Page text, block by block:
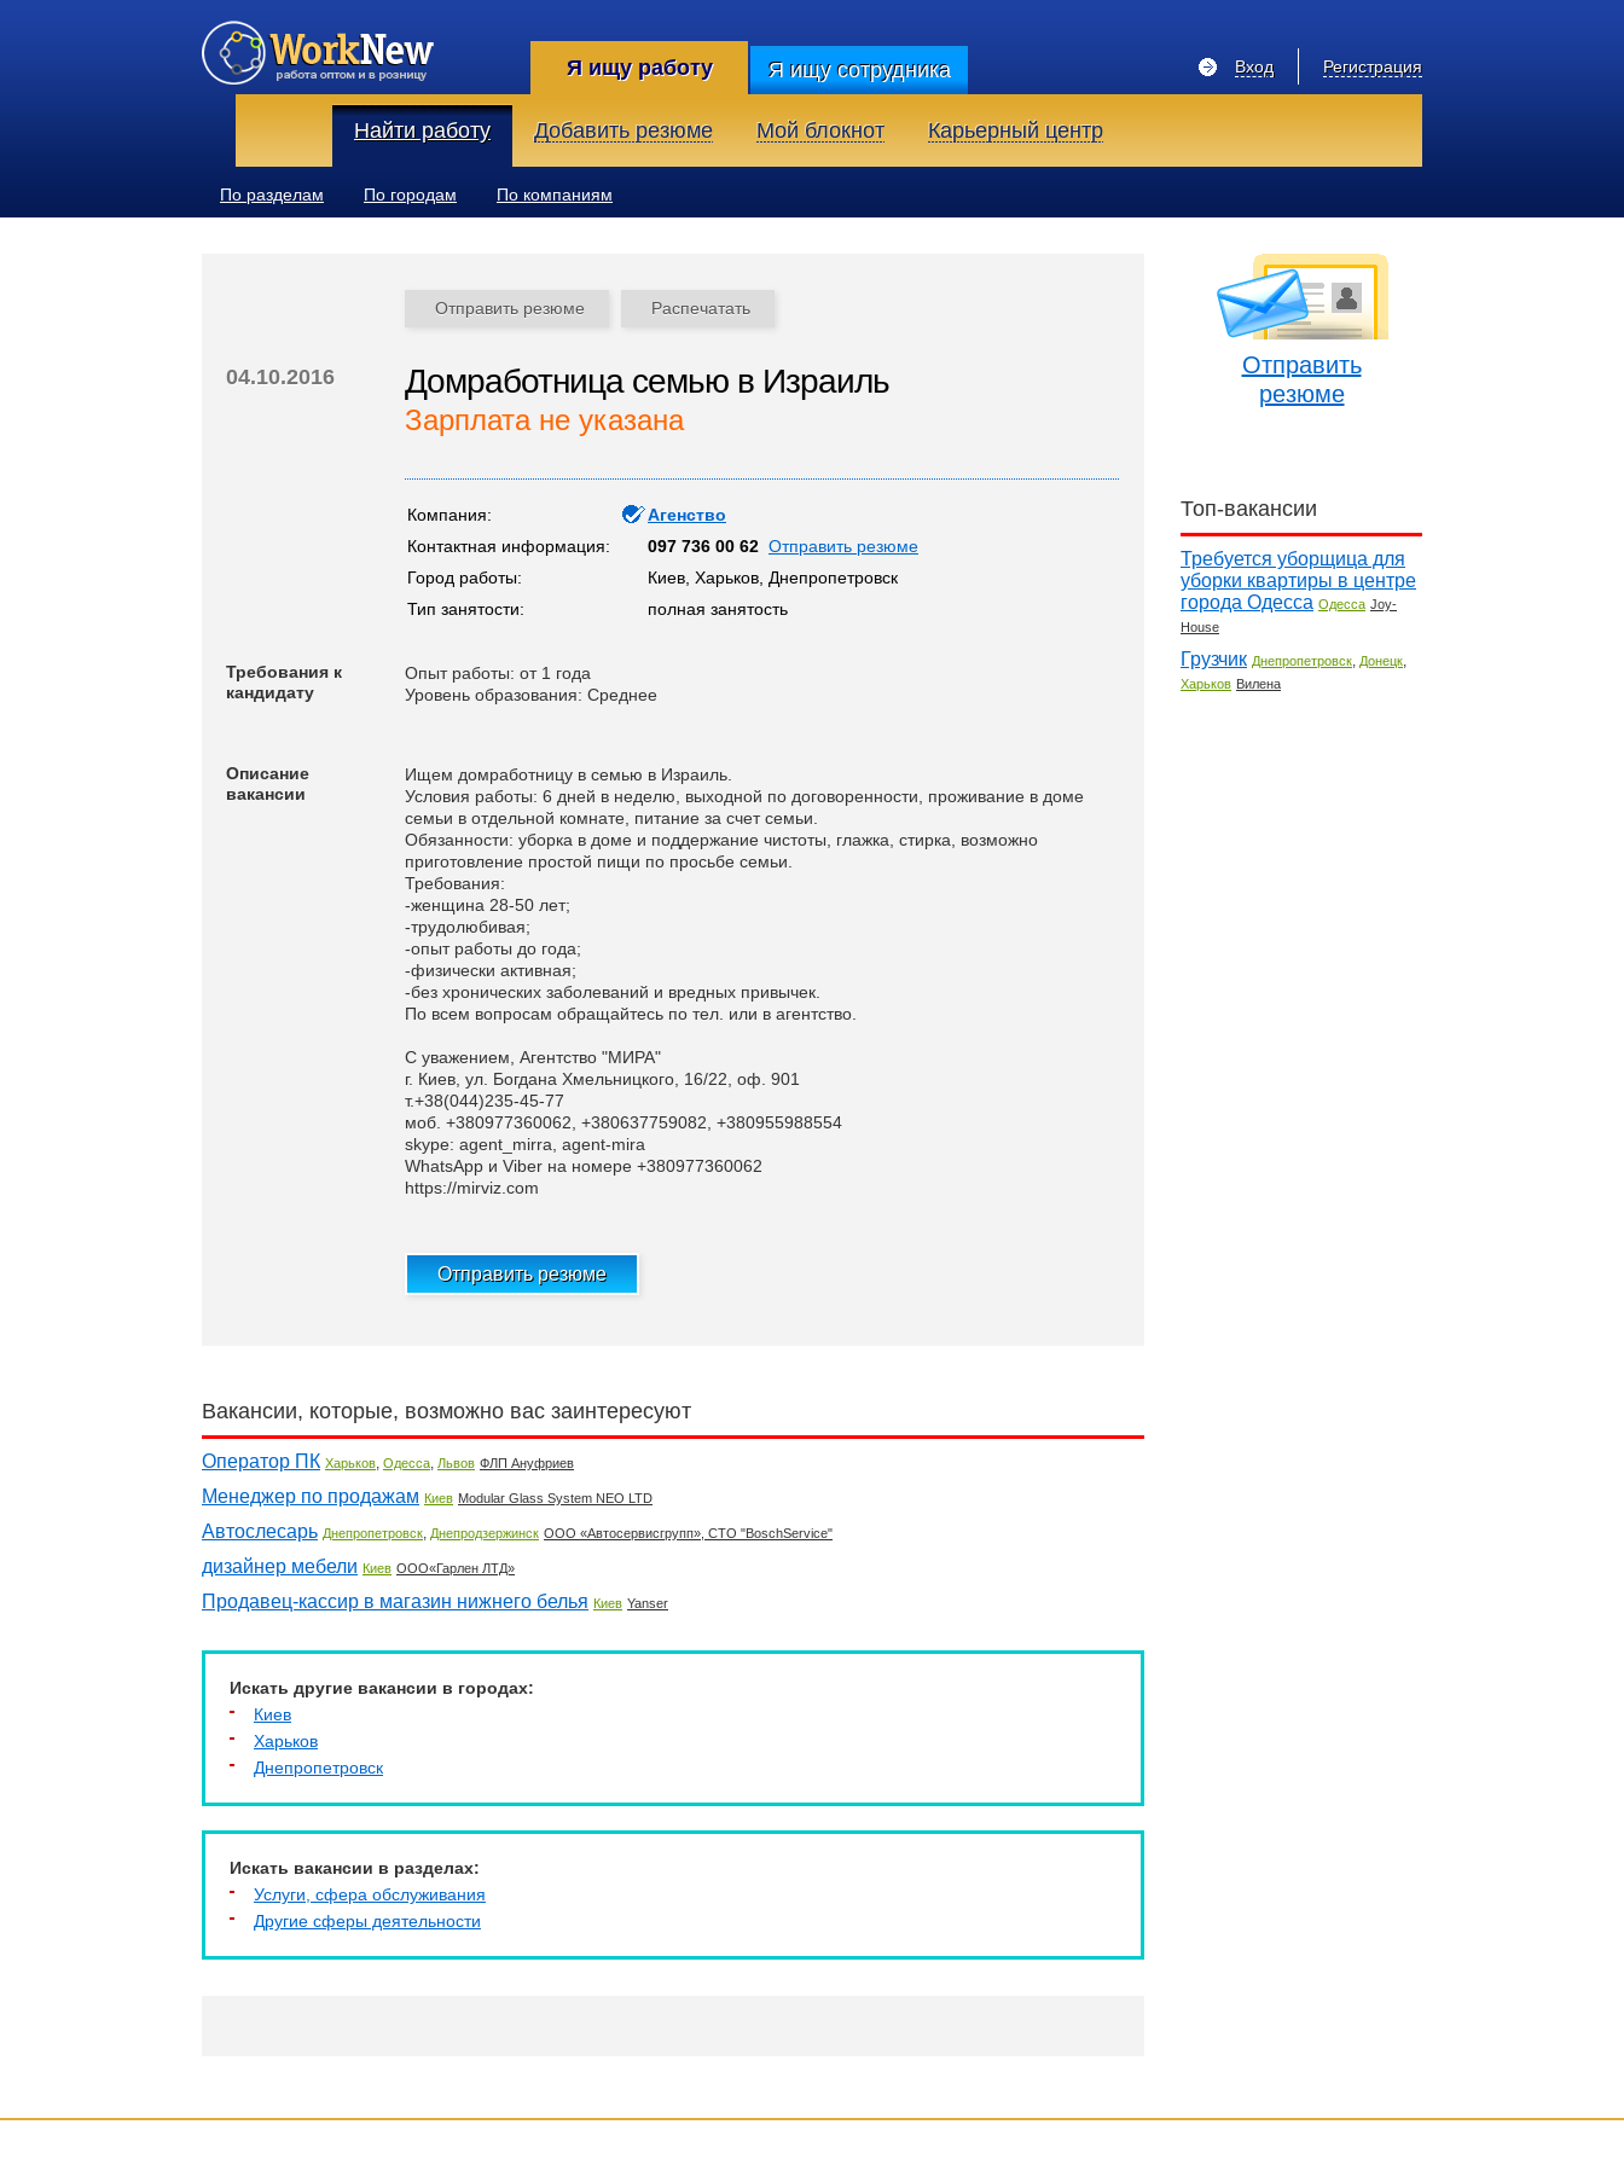
Я ищу работу Я ищу сотрудника Регистрация
Вход
Найти работу Добавить резюме Мой блокнот Карьерный центр
По разделам По городам По компаниям
Отправить резюме Распечатать
04.10.2016 Домработница семью в Израиль
Зарплата не указана
Компания:
Агенство
Контактная информация:
097 736 00 62 Отправить резюме
Город работы:
Киев, Харьков, Днепропетровск
Тип занятости:
полная занятость
Требования к
кандидату
Опыт работы: от 1 года
Уровень образования: Среднее
Описание
вакансии
Ищем домработницу в семью в Израиль.
Условия работы: 6 дней в неделю, выходной по договоренности, проживание в доме
семьи в отдельной комнате, питание за счет семьи.
Обязанности: уборка в доме и поддержание чистоты, глажка, стирка, возможно
приготовление простой пищи по просьбе семьи.
Требования:
-женщина 28-50 лет;
-трудолюбивая;
-опыт работы до года;
-физически активная;
-без хронических заболеваний и вредных привычек.
По всем вопросам обращайтесь по тел. или в агентство.
С уважением, Агентство "МИРА"
г. Киев, ул. Богдана Хмельницкого, 16/22, оф. 901
т.+38(044)235-45-77
моб. +380977360062, +380637759082, +380955988554
skype: agent_mirra, agent-mira
WhatsApp и Viber на номере +380977360062
https://mirviz.com
Отправить резюме
Вакансии, которые, возможно вас заинтересуют
Оператор ПК Харьков, Одесса, Львов ФЛП Ануфриев
Менеджер по продажам Киев Modular Glass System NEO LTD
Автослесарь Днепропетровск, Днепродзержинск ООО «Автосервисгрупп», СТО "BoschService"
дизайнер мебели Киев ООО«Гарлен ЛТД»
Продавец-кассир в магазин нижнего белья Киев Yanser
Искать другие вакансии в городах:
Киев
Харьков
Днепропетровск
Искать вакансии в разделах:
Услуги, cфера обслуживания
Другие сферы деятельности
Отправить
резюме
Топ-вакансии
Требуется уборщица для
уборки квартиры в центре
города Одесса Одесса Joy-
House
Грузчик Днепропетровск, Донецк,
Харьков Вилена